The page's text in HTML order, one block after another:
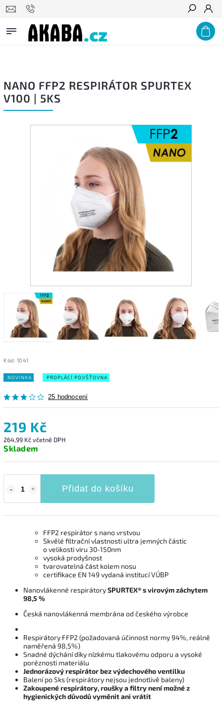
PODNIKŮM A ZDRAVOTNICKÝM ZAŘÍZENÍM NABÍZÍME VÝRAZNÉ
VELKOOBCHODNÍ SLEVY, POPTEJTE U NÁS! Hledat
NANO FFP2 RESPIRÁTOR SPURTEX
V100 | 5KS
Kód: 1041
NOVINKA PROPLÁCÍ POJIŠŤOVNA
25 hodnocení
219 Kč
264,99 Kč včetně DPH
Skladem
Přidat do košíku
FFP2 respirátor s nano vrstvou
Skvělé filtrační vlastnosti ultra jemných částic
o velikosti viru 30-150nm
vysoká prodyšnost
tvarovatelná část kolem nosu
certifikace EN 149 vydaná institucí VÚBP
Nanovlákenné respirátorySPURTEX®s virovým záchytem
98,5 %
Česká nanovlákenná membrána od českého výrobce
Respirátory FFP2 (požadovaná účinnost normy 94%, reálně
naměřená 98,5%)
Snadné dýchání díky nízkému tlakovému odporu a vysoké
poréznosti materiálu
Jednorázový respirátor bez výdechového ventilku
Balení po 5ks (respirátory nejsou jednotlivě baleny)
Zakoupené respirátory, roušky a filtry není možné z
hygienických důvodů vyměnit ani vrátit